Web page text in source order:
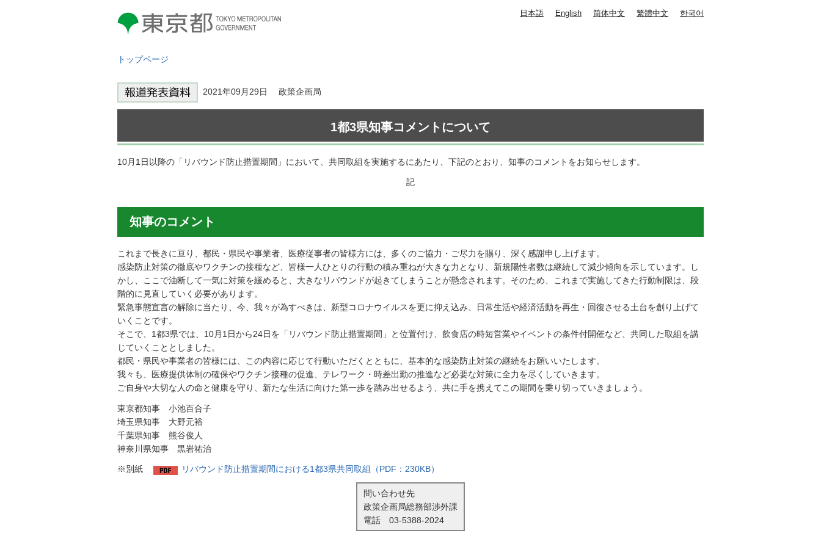
東京都 TOKYO METROPOLITAN
GOVERNMENT
日本語 English 简体中文 繁體中文 한국어
トップページ
2021年09月29日 政策企画局
1都3県知事コメントについて
10月1日以降の「リバウンド防止措置期間」において、共同取組を実施するにあたり、下記のとおり、知事のコメントをお知らせします。
記
知事のコメント
これまで長きに亘り、都民・県民や事業者、医療従事者の皆様方には、多くのご協力・ご尽力を賜り、深く感謝申し上げます。
感染防止対策の徹底やワクチンの接種など、皆様一人ひとりの行動の積み重ねが大きな力となり、新規陽性者数は継続して減少傾向を示しています。し
かし、ここで油断して一気に対策を緩めると、大きなリバウンドが起きてしまうことが懸念されます。そのため、これまで実施してきた行動制限は、段
階的に見直していく必要があります。
緊急事態宣言の解除に当たり、今、我々が為すべきは、新型コロナウイルスを更に抑え込み、日常生活や経済活動を再生・回復させる土台を創り上げて
いくことです。
そこで、1都3県では、10月1日から24日を「リバウンド防止措置期間」と位置付け、飲食店の時短営業やイベントの条件付開催など、共同した取組を講
じていくこととしました。
都民・県民や事業者の皆様には、この内容に応じて行動いただくとともに、基本的な感染防止対策の継続をお願いいたします。
我々も、医療提供体制の確保やワクチン接種の促進、テレワーク・時差出勤の推進など必要な対策に全力を尽くしていきます。
ご自身や大切な人の命と健康を守り、新たな生活に向けた第一歩を踏み出せるよう、共に手を携えてこの期間を乗り切っていきましょう。
東京都知事 小池百合子
埼玉県知事 大野元裕
千葉県知事 熊谷俊人
神奈川県知事 黒岩祐治
※別紙 リバウンド防止措置期間における1都3県共同取組（PDF：230KB）
問い合わせ先
政策企画局総務部渉外課
電話 03-5388-2024